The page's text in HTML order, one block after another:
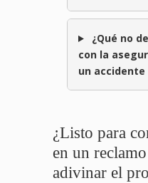
¿Qué no
con la
un accidente
¿Listo para
en un
adivinar el